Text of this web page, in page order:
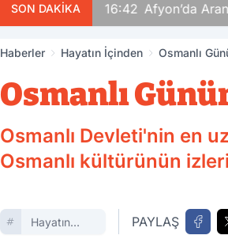
SON DAKİKA 16:42 Afyon’da
Haberler Hayatın İçinden Osmanlı
Osmanlı
Osmanlı Devleti'nin en
Osmanlı kültürünün
Hayatın
PAYLAŞ